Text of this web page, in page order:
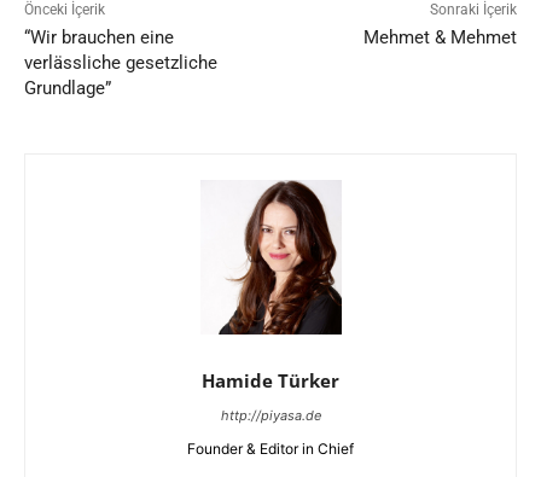
Önceki İçerik
“Wir brauchen eine
verlässliche gesetzliche
Grundlage”
Sonraki İçerik
Mehmet & Mehmet
Hamide Türker
http://piyasa.de
Founder & Editor in Chief